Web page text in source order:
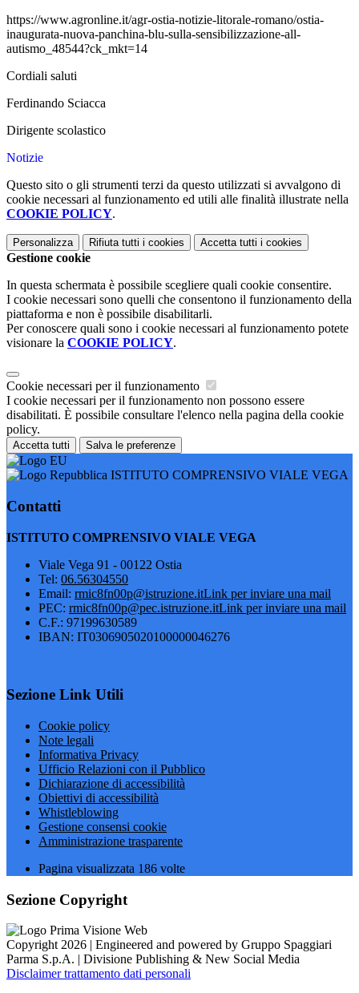
https://www.agronline.it/agr-ostia-notizie-litorale-romano/ostia-
inaugurata-nuova-panchina-blu-sulla-sensibilizzazione-all-
autismo_48544?ck_mkt=14
Cordiali saluti
Ferdinando Sciacca
Dirigente scolastico
Notizie
Questo sito o gli strumenti terzi da questo utilizzati si avvalgono di
cookie necessari al funzionamento ed utili alle finalità illustrate nella
COOKIE POLICY.
Personalizza Rifiuta tutti i cookies Accetta tutti i cookies
Gestione cookie
In questa schermata è possibile scegliere quali cookie consentire.
I cookie necessari sono quelli che consentono il funzionamento della
piattaforma e non è possibile disabilitarli.
Per conoscere quali sono i cookie necessari al funzionamento potete
visionare la COOKIE POLICY.
Cookie necessari per il funzionamento
I cookie necessari per il funzionamento non possono essere
disabilitati. È possibile consultare l'elenco nella pagina della cookie
policy.
Accetta tutti Salva le preferenze
ISTITUTO COMPRENSIVO VIALE VEGA
Contatti
ISTITUTO COMPRENSIVO VIALE VEGA
Viale Vega 91 - 00122 Ostia
Tel: 06.56304550
Email: rmic8fn00p@istruzione.itLink per inviare una mail
PEC: rmic8fn00p@pec.istruzione.itLink per inviare una mail
C.F.: 97199630589
IBAN: IT0306905020100000046276
Sezione Link Utili
Cookie policy
Note legali
Informativa Privacy
Ufficio Relazioni con il Pubblico
Dichiarazione di accessibilità
Obiettivi di accessibilità
Whistleblowing
Gestione consensi cookie
Amministrazione trasparente
Pagina visualizzata 186 volte
Sezione Copyright
Copyright 2026 | Engineered and powered by Gruppo Spaggiari
Parma S.p.A. | Divisione Publishing & New Social Media
Disclaimer trattamento dati personali